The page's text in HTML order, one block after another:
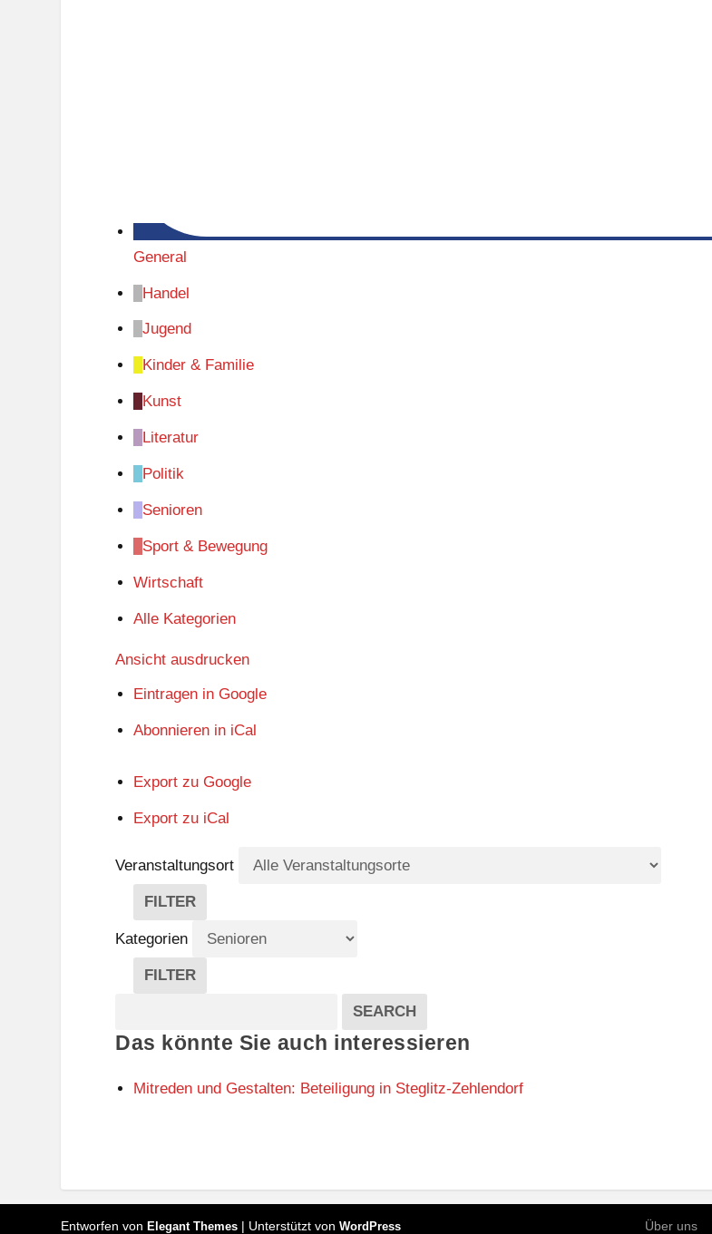
General
Handel
Jugend
Kinder & Familie
Kunst
Literatur
Politik
Senioren
Sport & Bewegung
Wirtschaft
Alle Kategorien
Ansicht ausdrucken
Eintragen in Google
Abonnieren in iCal
Export zu Google
Export zu iCal
Veranstaltungsort
FILTER
V
E
R
A
A
T
R
T
E
Kategorien
FILTER
E
O
SEARCH
Das könnte Sie auch interessieren
Mitreden und Gestalten: Beteiligung in Steglitz-Zehlendorf
Entworfen vonElegant Themes | Unterstützt vonWordPress Über uns